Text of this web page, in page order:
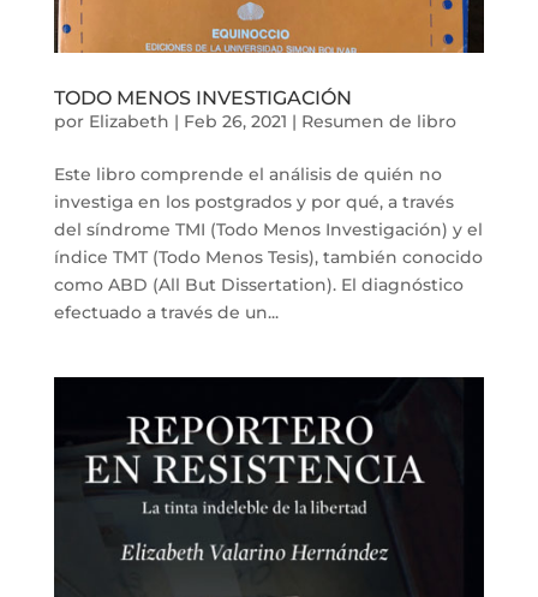
TODO MENOS INVESTIGACIÓN
por Elizabeth | Feb 26, 2021 | Resumen de libro
Este libro comprende el análisis de quién no
investiga en los postgrados y por qué, a través
del síndrome TMI (Todo Menos Investigación) y el
índice TMT (Todo Menos Tesis), también conocido
como ABD (All But Dissertation). El diagnóstico
efectuado a través de un...